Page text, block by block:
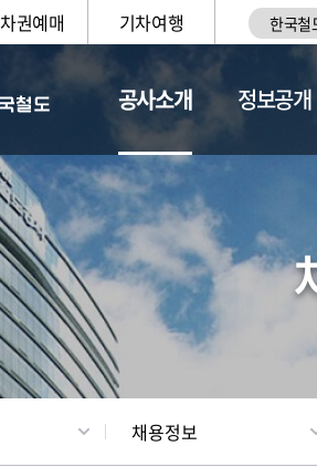
권예매 기차여행 한국철
공사소개
일반현황
정보공개
채용정보